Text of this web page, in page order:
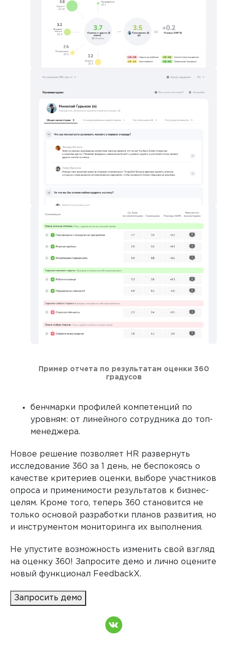
Пример отчета по результатам оценки 360
градусов
бенчмарки профилей компетенций по
уровням: от линейного сотрудника до топ-
менеджера.
Новое решение позволяет HR развернуть
исследование 360 за 1 день, не беспокоясь о
качестве критериев оценки, выборе участников
опроса и применимости результатов к бизнес-
целям. Кроме того, теперь 360 становится не
только основой разработки планов развития, но
и инструментом мониторинга их выполнения.
Не упустите возможность изменить свой взгляд
на оценку 360! Запросите демо и лично оцените
новый функционал FeedbackX.
Запросить демо